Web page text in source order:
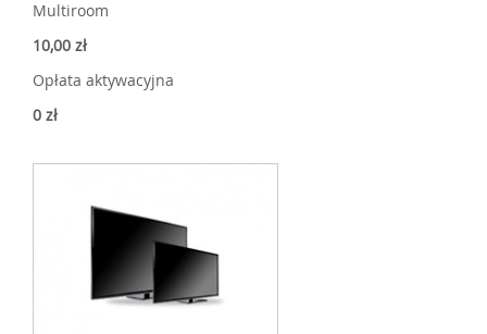
Multiroom
10,00 zł
Opłata aktywacyjna
0 zł